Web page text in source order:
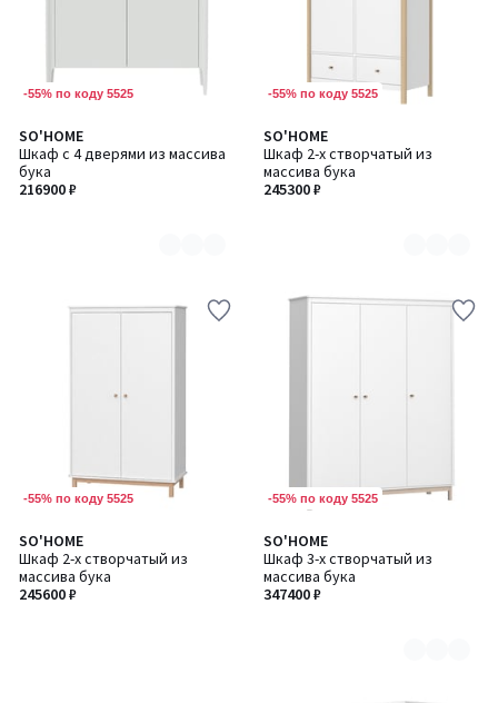
-55% по коду 5525
SO'HOME
Шкаф с 4 дверями из массива
бука
216900 ₽
Количество
цветов:
6
-55% по коду 5525
SO'HOME
Шкаф 2-х створчатый из
массива бука
245300 ₽
Количество
цветов:
2
-55% по коду 5525
SO'HOME
Шкаф 2-х створчатый из
массива бука
245600 ₽
-55% по коду 5525
SO'HOME
Шкаф 3-х створчатый из
массива бука
347400 ₽
Количество
цветов:
2